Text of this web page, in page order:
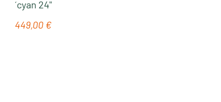
´cyan 24"
Regulärer Preis:
449,00 €